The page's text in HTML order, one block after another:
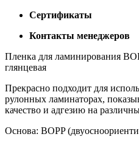
Сертификаты
Контакты менеджеров
Пленка для ламинирования
глянцевая
Прекрасно подходит для
рулонных ламинаторах,
качество и адгезию на
Основа: BOPP